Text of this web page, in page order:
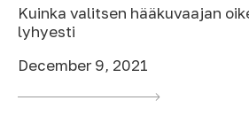
Kuinka valitsen hääkuvaajan
lyhyesti
December 9, 2021